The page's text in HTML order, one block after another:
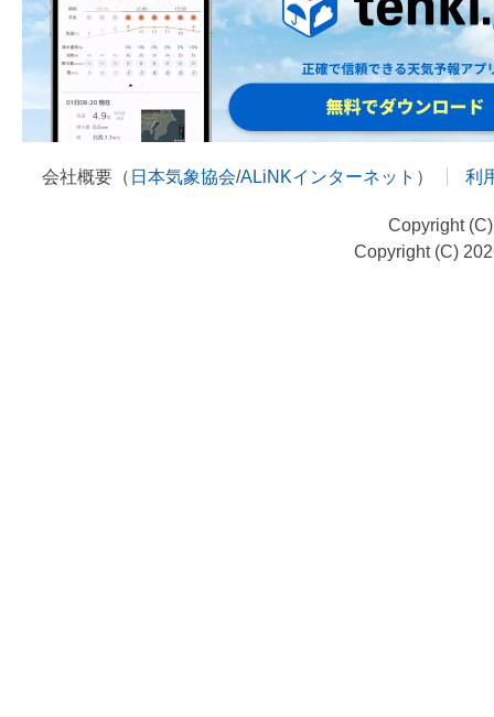
会社概要（ 日本気象協会/ALiNKインターネット ） 利
Copyright
Copyright (C)